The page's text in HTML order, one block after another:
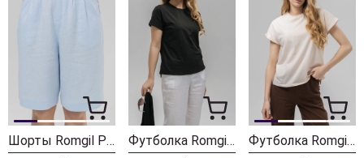
Шорты Romgil РТ0173-ЛВ4 нежный голубой Футболка Romgil РП0146-ХЛ4 черный Футболка Romgil РП0146-ХЛ4 светло-опаловый